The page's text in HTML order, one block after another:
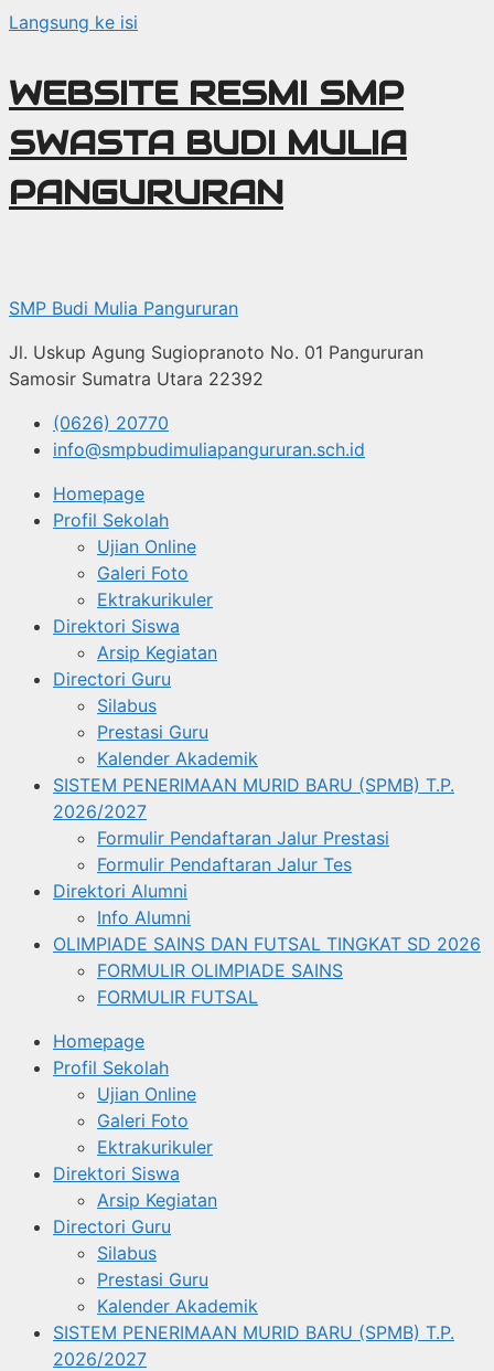
Langsung ke isi
WEBSITE RESMI SMP
SWASTA BUDI MULIA
PANGURURAN
SMP Budi Mulia Pangururan
Jl. Uskup Agung Sugiopranoto No. 01 Pangururan
Samosir Sumatra Utara 22392
(0626) 20770
info@smpbudimuliapangururan.sch.id
Homepage
Profil Sekolah
Ujian Online
Galeri Foto
Ektrakurikuler
Direktori Siswa
Arsip Kegiatan
Directori Guru
Silabus
Prestasi Guru
Kalender Akademik
SISTEM PENERIMAAN MURID BARU (SPMB) T.P.
2026/2027
Formulir Pendaftaran Jalur Prestasi
Formulir Pendaftaran Jalur Tes
Direktori Alumni
Info Alumni
OLIMPIADE SAINS DAN FUTSAL TINGKAT SD 2026
FORMULIR OLIMPIADE SAINS
FORMULIR FUTSAL
Homepage
Profil Sekolah
Ujian Online
Galeri Foto
Ektrakurikuler
Direktori Siswa
Arsip Kegiatan
Directori Guru
Silabus
Prestasi Guru
Kalender Akademik
SISTEM PENERIMAAN MURID BARU (SPMB) T.P.
2026/2027